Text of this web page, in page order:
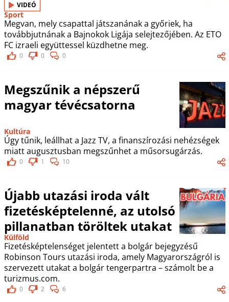
VIDEÓ
Sport
Megvan, mely csapattal játszanának a győriek, ha
továbbjutnának a Bajnokok Ligája selejtezőjében. Az ETO
FC izraeli együttessel küzdhetne meg.
0 0 0
Megszűnik a népszerű
magyar tévécsatorna
Kultúra
Úgy tűnik, leállhat a Jazz TV, a finanszírozási nehézségek
miatt augusztusban megszűnhet a műsorsugárzás.
0 1 10
Újabb utazási iroda vált
fizetésképtelenné, az utolsó
pillanatban töröltek utakat
Külföld
Fizetésképtelenséget jelentett a bolgár bejegyzésű
Robinson Tours utazási iroda, amely Magyarországról is
szervezett utakat a bolgár tengerpartra – számolt be a
turizmus.com.
0 2 6